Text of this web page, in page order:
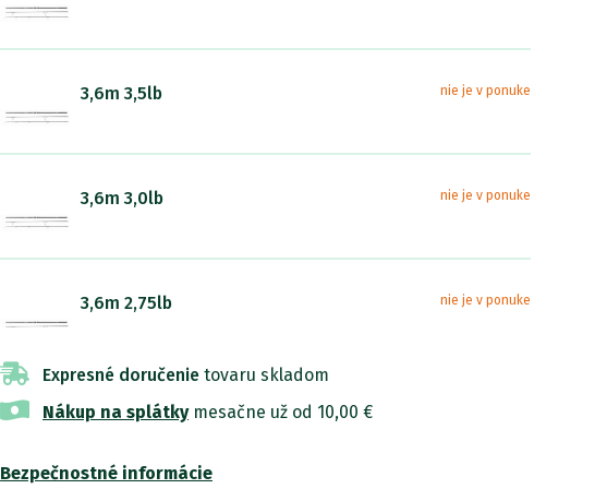
3,6m 3,5lb nie je v ponuke
3,6m 3,0lb nie je v ponuke
3,6m 2,75lb nie je v ponuke
Expresné doručenie tovaru skladom
Nákup na splátkymesačne už od 10,00 €
Bezpečnostné informácie